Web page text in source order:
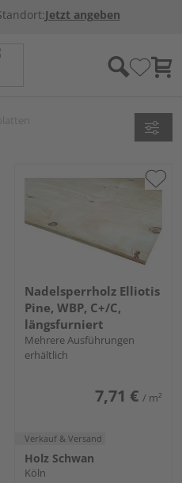
Jetzt angeben
Nadelsperrholz Elliotis
Pine, WBP, C+/C,
längsfurniert
Mehrere Ausführungen
erhältlich
7,71 € / m²
Verkauf & Versand
Holz Schwan
Köln